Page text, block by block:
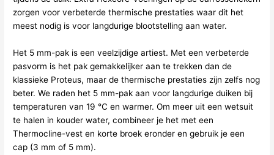
zorgen voor verbeterde thermische prestaties waar dit het
meest nodig is voor langdurige blootstelling aan water.
Het 5 mm-pak is een veelzijdige artiest. Met een verbeterde
pasvorm is het pak gemakkelijker aan te trekken dan de
klassieke Proteus, maar de thermische prestaties zijn zelfs nog
beter. We raden het 5 mm-pak aan voor langdurige duiken bij
temperaturen van 19 °C en warmer. Om meer uit een wetsuit
te halen in kouder water, combineer je het met een
Thermocline-vest en korte broek eronder en gebruik je een
cap (3 mm of 5 mm).